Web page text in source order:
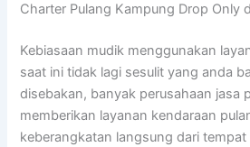
Charter Pulang Kampung Drop Only
Kebiasaan mudik menggunakan
saat ini tidak lagi sesulit yang anda
disebakan, banyak perusahaan jasa
memberikan layanan kendaraan
keberangkatan langsung dari